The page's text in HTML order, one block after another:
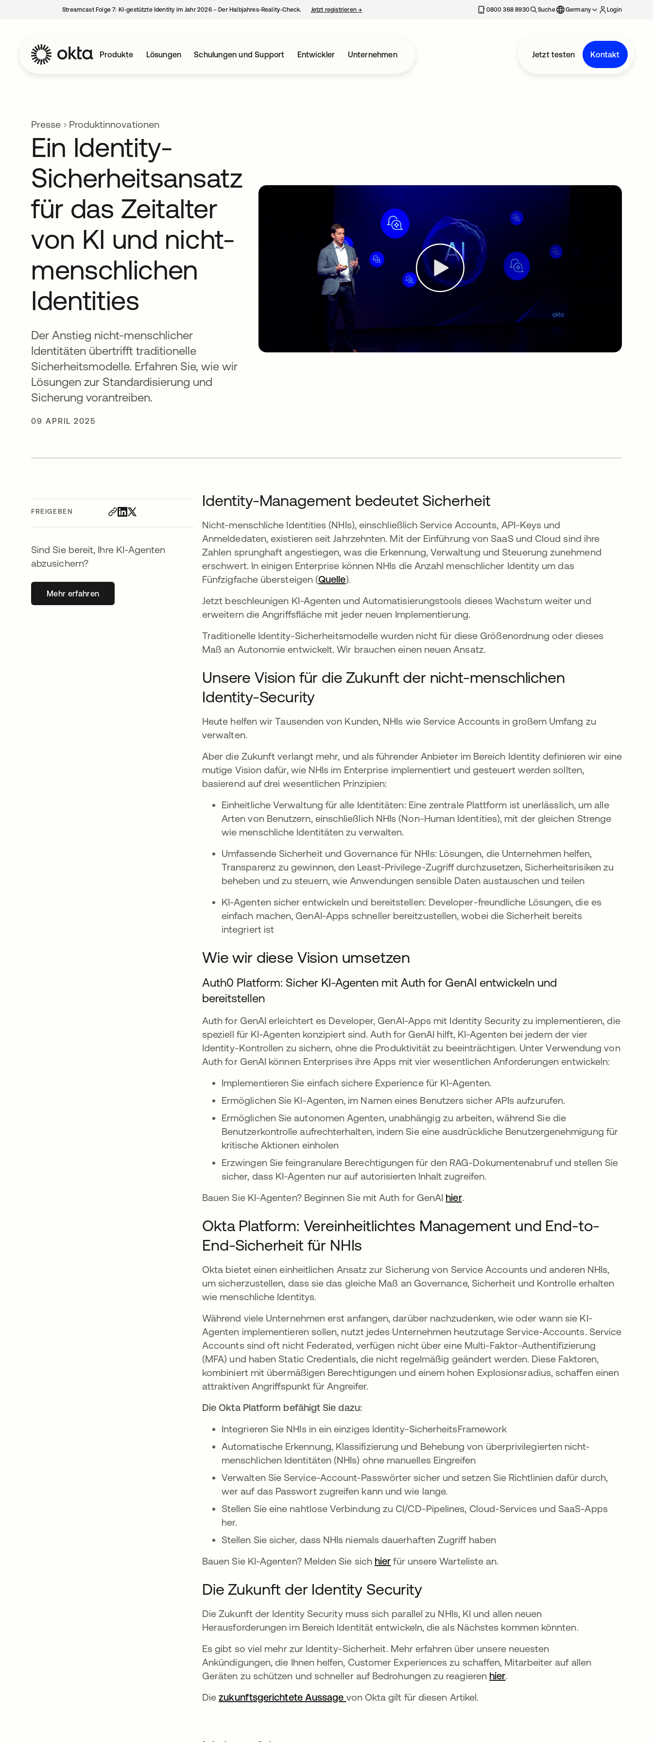
Streamcast Folge 7: KI-gestützte Identity im Jahr 2026 – Der Halbjahres-Reality-Check. Jetzt registrieren→ 0800 368 8930 Suche Germany Login
Produkte Lösungen Schulungen und Support Entwickler Unternehmen Jetzt testen Kontakt
Presse Produktinnovationen
Ein Identity-
Sicherheitsansatz
für das Zeitalter
von KI und nicht-
menschlichen
Identities
Der Anstieg nicht-menschlicher
Identitäten übertrifft traditionelle
Sicherheitsmodelle. Erfahren Sie, wie wir
Lösungen zur Standardisierung und
Sicherung vorantreiben.
09 APRIL 2025
FREIGEBEN
Sind Sie bereit, Ihre KI-Agenten
abzusichern?
Mehr erfahrenwird in einer neuen Registerkarte geöffnet
Identity-Management bedeutet Sicherheit
Nicht-menschliche Identities (NHIs), einschließlich Service Accounts, API-Keys und
Anmeldedaten, existieren seit Jahrzehnten. Mit der Einführung von SaaS und Cloud sind ihre
Zahlen sprunghaft angestiegen, was die Erkennung, Verwaltung und Steuerung zunehmend
erschwert. In einigen Enterprise können NHIs die Anzahl menschlicher Identity um das
Fünfzigfache übersteigen (Quelle).
Jetzt beschleunigen KI-Agenten und Automatisierungstools dieses Wachstum weiter und
erweitern die Angriffsfläche mit jeder neuen Implementierung.
Traditionelle Identity-Sicherheitsmodelle wurden nicht für diese Größenordnung oder dieses
Maß an Autonomie entwickelt. Wir brauchen einen neuen Ansatz.
Unsere Vision für die Zukunft der nicht-menschlichen
Identity-Security
Heute helfen wir Tausenden von Kunden, NHIs wie Service Accounts in großem Umfang zu
verwalten.
Aber die Zukunft verlangt mehr, und als führender Anbieter im Bereich Identity definieren wir eine
mutige Vision dafür, wie NHIs im Enterprise implementiert und gesteuert werden sollten,
basierend auf drei wesentlichen Prinzipien:
Einheitliche Verwaltung für alle Identitäten: Eine zentrale Plattform ist unerlässlich, um alle
Arten von Benutzern, einschließlich NHIs (Non-Human Identities), mit der gleichen Strenge
wie menschliche Identitäten zu verwalten.
Umfassende Sicherheit und Governance für NHIs: Lösungen, die Unternehmen helfen,
Transparenz zu gewinnen, den Least-Privilege-Zugriff durchzusetzen, Sicherheitsrisiken zu
beheben und zu steuern, wie Anwendungen sensible Daten austauschen und teilen
KI-Agenten sicher entwickeln und bereitstellen: Developer-freundliche Lösungen, die es
einfach machen, GenAI-Apps schneller bereitzustellen, wobei die Sicherheit bereits
integriert ist
Wie wir diese Vision umsetzen
Auth0 Platform: Sicher KI-Agenten mit Auth for GenAI entwickeln und
bereitstellen
Auth for GenAI erleichtert es Developer, GenAI-Apps mit Identity Security zu implementieren, die
speziell für KI-Agenten konzipiert sind. Auth for GenAI hilft, KI-Agenten bei jedem der vier
Identity-Kontrollen zu sichern, ohne die Produktivität zu beeinträchtigen. Unter Verwendung von
Auth for GenAI können Enterprises ihre Apps mit vier wesentlichen Anforderungen entwickeln:
Implementieren Sie einfach sichere Experience für KI-Agenten.
Ermöglichen Sie KI-Agenten, im Namen eines Benutzers sicher APIs aufzurufen.
Ermöglichen Sie autonomen Agenten, unabhängig zu arbeiten, während Sie die
Benutzerkontrolle aufrechterhalten, indem Sie eine ausdrückliche Benutzergenehmigung für
kritische Aktionen einholen
Erzwingen Sie feingranulare Berechtigungen für den RAG-Dokumentenabruf und stellen Sie
sicher, dass KI-Agenten nur auf autorisierten Inhalt zugreifen.
Bauen Sie KI-Agenten? Beginnen Sie mit Auth for GenAI hier.
Okta Platform: Vereinheitlichtes Management und End-to-
End-Sicherheit für NHIs
Okta bietet einen einheitlichen Ansatz zur Sicherung von Service Accounts und anderen NHIs,
um sicherzustellen, dass sie das gleiche Maß an Governance, Sicherheit und Kontrolle erhalten
wie menschliche Identitys.
Während viele Unternehmen erst anfangen, darüber nachzudenken, wie oder wann sie KI-
Agenten implementieren sollen, nutzt jedes Unternehmen heutzutage Service-Accounts. Service
Accounts sind oft nicht Federated, verfügen nicht über eine Multi-Faktor-Authentifizierung
(MFA) und haben Static Credentials, die nicht regelmäßig geändert werden. Diese Faktoren,
kombiniert mit übermäßigen Berechtigungen und einem hohen Explosionsradius, schaffen einen
attraktiven Angriffspunkt für Angreifer.
Die Okta Platform befähigt Sie dazu:
Integrieren Sie NHIs in ein einziges Identity-SicherheitsFramework
Automatische Erkennung, Klassifizierung und Behebung von überprivilegierten nicht-
menschlichen Identitäten (NHIs) ohne manuelles Eingreifen
Verwalten Sie Service-Account-Passwörter sicher und setzen Sie Richtlinien dafür durch,
wer auf das Passwort zugreifen kann und wie lange.
Stellen Sie eine nahtlose Verbindung zu CI/CD-Pipelines, Cloud-Services und SaaS-Apps
her.
Stellen Sie sicher, dass NHIs niemals dauerhaften Zugriff haben
Bauen Sie KI-Agenten? Melden Sie sich hier für unsere Warteliste an.
Die Zukunft der Identity Security
Die Zukunft der Identity Security muss sich parallel zu NHIs, KI und allen neuen
Herausforderungen im Bereich Identität entwickeln, die als Nächstes kommen könnten.
Es gibt so viel mehr zur Identity-Sicherheit. Mehr erfahren über unsere neuesten
Ankündigungen, die Ihnen helfen, Customer Experiences zu schaffen, Mitarbeiter auf allen
Geräten zu schützen und schneller auf Bedrohungen zu reagieren hier.
Diezukunftsgerichtete Aussage von Okta gilt für diesen Artikel.